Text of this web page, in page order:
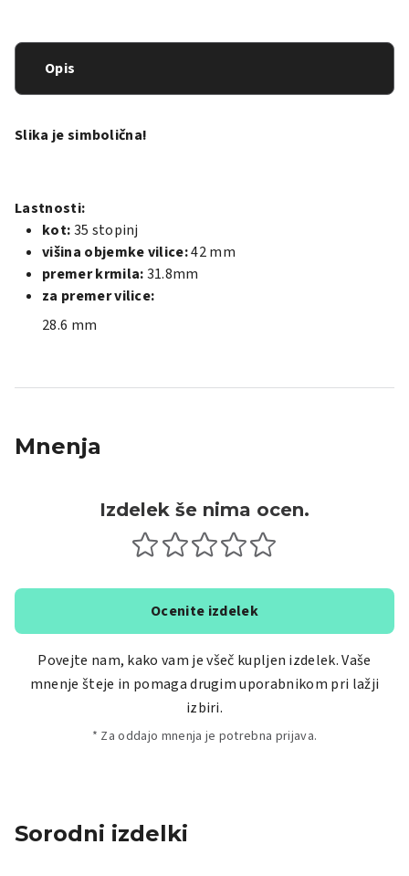
Opis
Slika je simbolična!
Lastnosti:
kot:35 stopinj
višina objemke vilice:42 mm
premer krmila:31.8mm
za premer vilice:
28.6 mm
Mnenja
Izdelek še nima ocen.
Ocenite izdelek
Povejte nam, kako vam je všeč kupljen izdelek. Vaše
mnenje šteje in pomaga drugim uporabnikom pri lažji
izbiri.
* Za oddajo mnenja je potrebna prijava.
Sorodni izdelki